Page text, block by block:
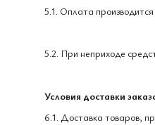
5.1. Оплата
5.2. При неприходе
Условия доставки
6.1. Доставка товаров,